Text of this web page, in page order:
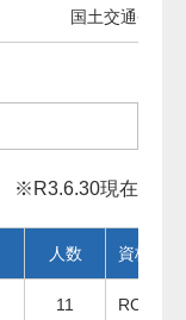
国土交通省
※R3.6.30現在
人数 資格
11 RCCM